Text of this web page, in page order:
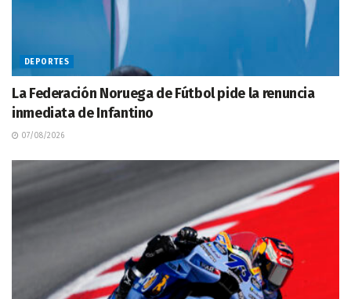
DEPORTES
La Federación Noruega de Fútbol pide la renuncia
inmediata de Infantino
07/08/2026